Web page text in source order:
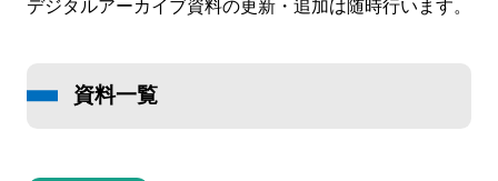
デジタルアーカイブ資料の更新・追加は随時行います。
資料一覧